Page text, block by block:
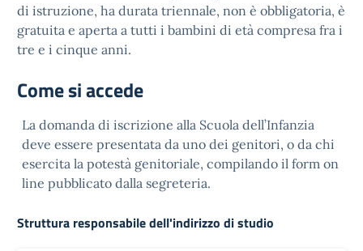
di istruzione, ha durata triennale, non è obbligatoria, è
gratuita e aperta a tutti i bambini di età compresa fra i
tre e i cinque anni.
Come si accede
La domanda di iscrizione alla Scuola dell’Infanzia
deve essere presentata da uno dei genitori, o da chi
esercita la potestà genitoriale, compilando il form on
line pubblicato dalla segreteria.
Struttura responsabile dell'indirizzo di studio